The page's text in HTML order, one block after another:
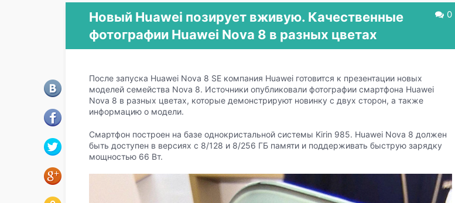
0
Новый Huawei позирует вживую. Качественные
фотографии Huawei Nova 8 в разных цветах
После запуска Huawei Nova 8 SE компания Huawei готовится к презентации новых
моделей семейства Nova 8. Источники опубликовали фотографии смартфона Huawei
Nova 8 в разных цветах, которые демонстрируют новинку с двух сторон, а также
информацию о модели.
Смартфон построен на базе однокристальной системы Kirin 985. Huawei Nova 8 должен
быть доступен в версиях с 8/128 и 8/256 ГБ памяти и поддерживать быструю зарядку
мощностью 66 Вт.